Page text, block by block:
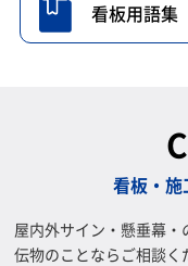
看板用語集
看板・
屋内外サイン・懸垂幕
伝物のことならご相談く